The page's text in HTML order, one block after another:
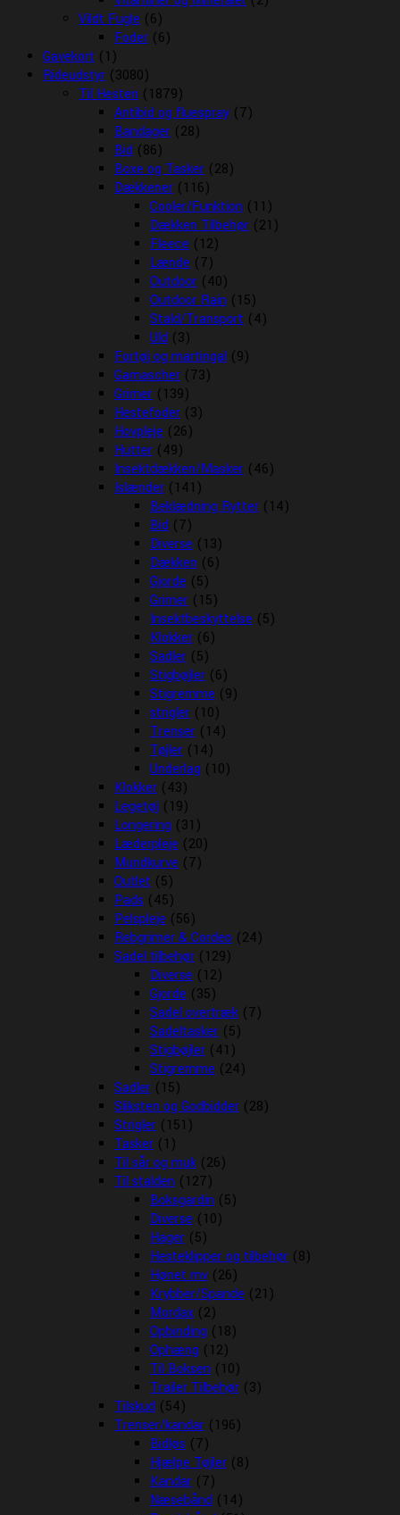
Vildt Fugle (6)
Foder (6)
Gavekort (1)
Rideudstyr (3080)
Til Hesten (1879)
Antibid og fluespray (7)
Bandager (28)
Bid (86)
Boxe og Tasker (28)
Dækkener (116)
Cooler/Funktion (11)
Dækken Tilbehør (21)
Fleece (12)
Lænde (7)
Outdoor (40)
Outdoor Rain (15)
Stald/Transport (4)
Uld (3)
Fortøj og martingal (9)
Gamascher (73)
Grimer (139)
Hestefoder (3)
Hovpleje (26)
Hutter (49)
Insektdækken/Masker (46)
Islænder (141)
Beklædning Rytter (14)
Bid (7)
Diverse (13)
Dækken (6)
Gjorde (5)
Grimer (15)
Insektbeskyttelse (5)
Klokker (6)
Sadler (5)
Stigbøjler (6)
Stigremme (9)
strigler (10)
Trenser (14)
Tøjler (14)
Underlag (10)
Klokker (43)
Legetøj (19)
Longering (31)
Læderpleje (20)
Mundkurve (7)
Outlet (5)
Pads (45)
Pelspleje (56)
Rebgrimer & Cordeo (24)
Sadel tilbehør (129)
Diverse (12)
Gjorde (35)
Sadel overtræk (7)
Sadeltasker (5)
Stigbøjler (41)
Stigremme (24)
Sadler (15)
Sliksten og Godbidder (28)
Strigler (151)
Tasker (1)
Til sår og muk (26)
Til stalden (127)
Boksgardin (5)
Diverse (10)
Hager (5)
Hesteklipper og tilbehør (8)
Hønet mv (26)
Krybber/Spande (21)
Mordax (2)
Opbinding (18)
Ophæng (12)
Til Boksen (10)
Trailer Tilbehør (3)
Tilskud (54)
Trenser/kandar (196)
Bidløs (7)
Hjælpe Tøjler (8)
Kandar (7)
Næsebånd (14)